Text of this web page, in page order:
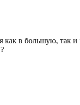
в большую, так и в